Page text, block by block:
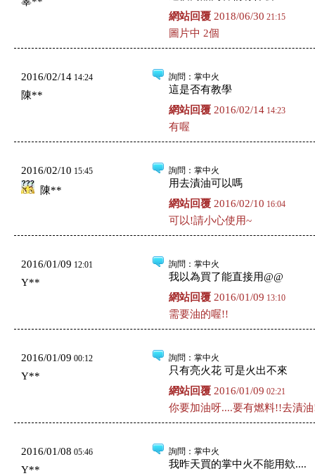
網站回覆 2018/06/30 21:15
圖片中 2個
2016/02/14 14:24
陳**
詢問 ：掌中火
這是否有教學
網站回覆 2016/02/14 14:23
有喔
2016/02/10 15:45
陳**
詢問 ：掌中火
用去漬油可以嗎
網站回覆 2016/02/10 16:04
可以!請小心使用~
2016/01/09 12:01
Y**
詢問 ：掌中火
我以為買了能直接用@@
網站回覆 2016/01/09 13:10
需要油的喔!!
2016/01/09 00:12
Y**
詢問 ：掌中火
只有亮火花 可是火出不來
網站回覆 2016/01/09 02:21
你要加油呀....要有燃料!!去漬
2016/01/08 05:46
Y**
詢問 ：掌中火
我昨天買的掌中火不能用欸....